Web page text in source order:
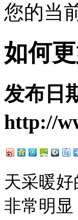
您的当
如何
发布日
http://
天采暖
非常明